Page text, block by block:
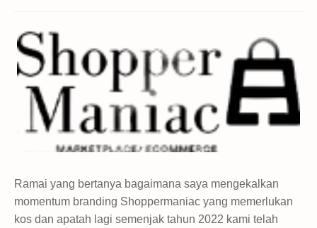
Ramai yang bertanya bagaimana saya mengekalkan
momentum branding Shoppermaniac yang memerlukan
kos dan apatah lagi semenjak tahun 2022 kami telah